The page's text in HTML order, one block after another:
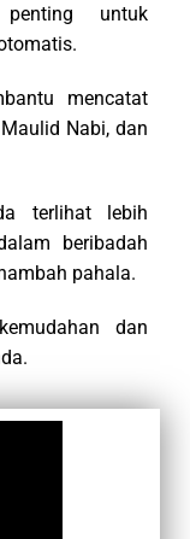
untuk
mencatat
Nabi, dan
terlihat lebih
beribadah
pahala.
dan